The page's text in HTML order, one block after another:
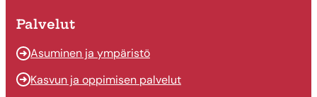
Palvelut
Asuminen ja ympäristö
Kasvun ja oppimisen palvelut